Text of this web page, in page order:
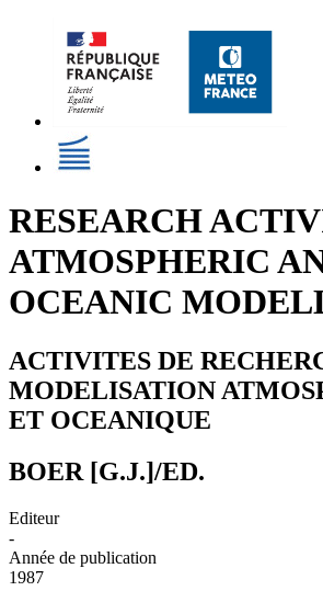
RESEARCH
ATMOSPHERIC
OCEANIC
ACTIVITES DE
MODELISATION
ET OCEANIQUE
BOER [G.J.]/ED.
Editeur
-
Année de publication
1987